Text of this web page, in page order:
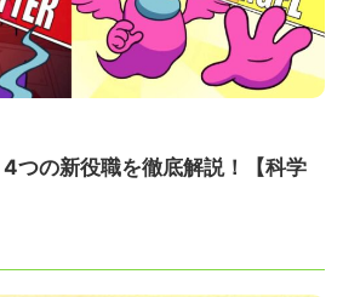
4つの新役職を徹底解説！【科学